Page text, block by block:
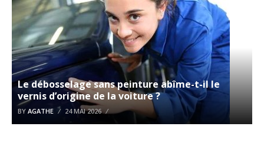
Le débosselage sans peinture abîme-t-il le
vernis d’origine de la voiture ?
BY AGATHE 24 MAI 2026